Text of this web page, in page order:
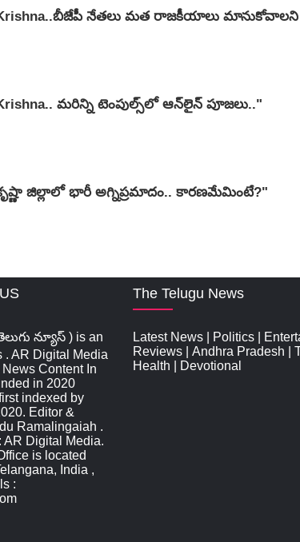
నేతలు మత రాజకీయాలు మానుకోవాలని
మరిన్ని టెంపుల్స్‌లో ఆన్‌లైన్ పూజలు.."
జిల్లాలో భారీ అగ్నిప్రమాదం.. కారణమేమింటే?"
న్యూస్‌ ) is an
. AR Digital Media
Content In
in 2020
indexed by
Editor &
Ramalingaiah .
AR Digital Media.
is located
India ,
:
The Telugu News
Latest News Politics
Reviews
Andhra Pradesh
Health
Devotional